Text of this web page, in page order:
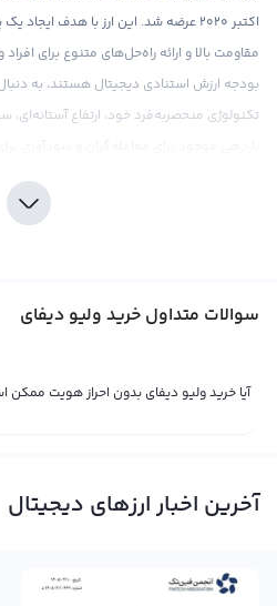
اکتبر ۲۰۲۰ عرضه شد. این ارز با هدف
مقاومت بالا و ارائه راه‌حل‌های متنوع برای
تکنولوژی منحصربه‌فرد خود، ارتفاع آستانه‌ای،
صرافی رابکس با ارائه خدمات فعال در خرید ولیو
با سرعت و کارایی بالای بلاکچین، به راحتی و
می‌دهد. برخلاف ریپل، ولیو دیفای هنوز در
یا ضرر شما از آن تنها یک سود و ضرر فرضی است.
می‌توانید با مراجعه به پلتفرم صرافی ارز
سوالات متداول خرید ولیو دیفای
آیا خرید ولیو دیفای بدون احراز هویت ممکن
آخرین اخبار ارزهای دیجیتال